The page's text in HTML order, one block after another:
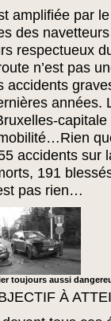
amplifiée par
des
respectueux
n’est pas
accidents
années.
accidents sur
191
pas rien…
toujours aussi
À